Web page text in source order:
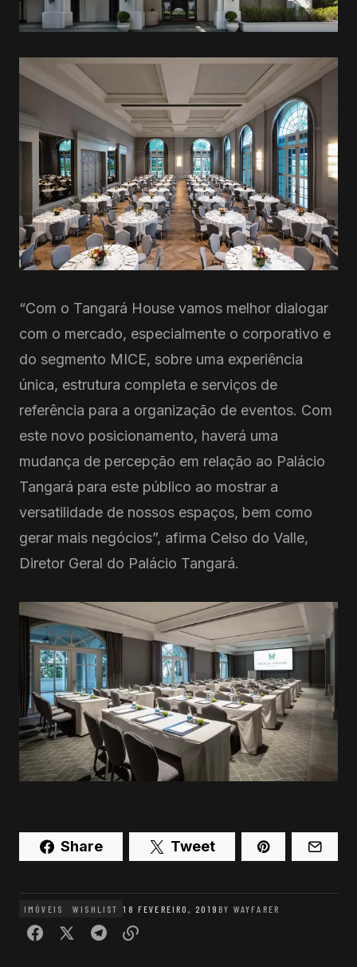
“Com o Tangará House vamos melhor dialogar
com o mercado, especialmente o corporativo e
do segmento MICE, sobre uma experiência
única, estrutura completa e serviços de
referência para a organização de eventos. Com
este novo posicionamento, haverá uma
mudança de percepção em relação ao Palácio
Tangará para este público ao mostrar a
versatilidade de nossos espaços, bem como
gerar mais negócios”, afirma Celso do Valle,
Diretor Geral do Palácio Tangará.
Share Tweet
IMÓVEIS WISHLIST 18 FEVEREIRO, 2019BY WAYFARER